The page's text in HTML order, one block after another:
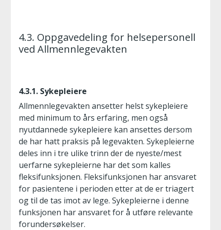
4.3. Oppgavedeling for helsepersonell
ved Allmennlegevakten
4.3.1. Sykepleiere
Allmennlegevakten ansetter helst sykepleiere
med minimum to års erfaring, men også
nyutdannede sykepleiere kan ansettes dersom
de har hatt praksis på legevakten. Sykepleierne
deles inn i tre ulike trinn der de nyeste/mest
uerfarne sykepleierne har det som kalles
fleksifunksjonen. Fleksifunksjonen har ansvaret
for pasientene i perioden etter at de er triagert
og til de tas imot av lege. Sykepleierne i denne
funksjonen har ansvaret for å utføre relevante
forundersøkelser.